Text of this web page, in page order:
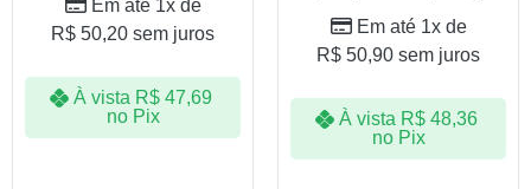
Em até 1x de
R$ 50,20 sem juros
À vista R$47,69
no Pix
Em até 1x de
R$ 50,90 sem juros
À vista R$48,36
no Pix